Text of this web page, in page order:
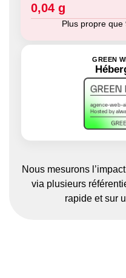
0,04 g
Plus propre
GREEN
Nous mesurons
via plusieurs
rapide et sur